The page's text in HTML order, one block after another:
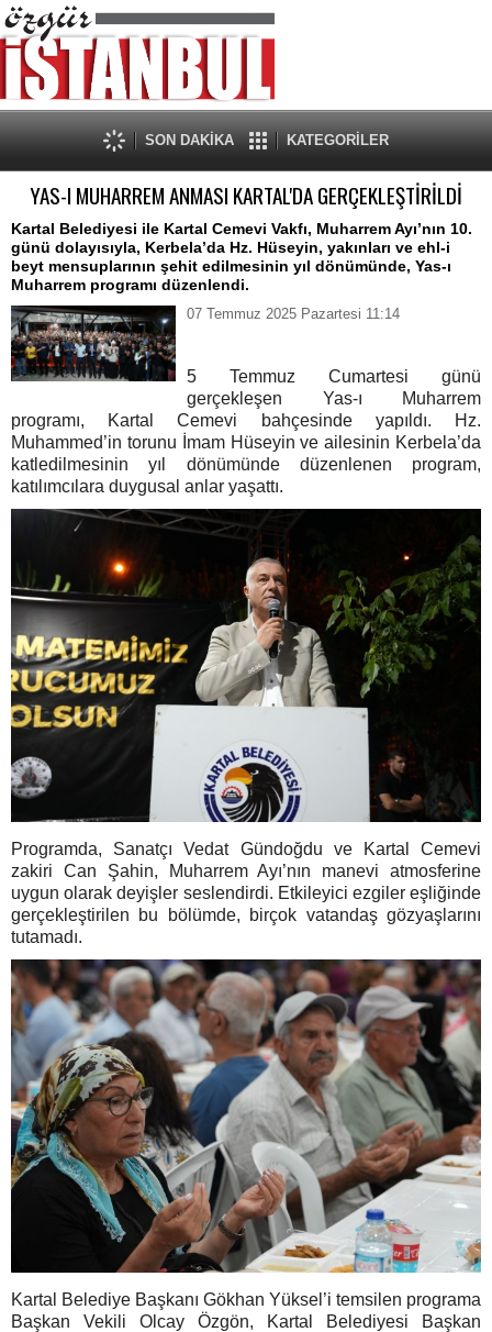
SON DAKİKA KATEGORİLER
YAS-I MUHARREM ANMASI KARTAL'DA GERÇEKLEŞTİRİLDİ
Kartal Belediyesi ile Kartal Cemevi Vakfı, Muharrem Ayı’nın 10.
günü dolayısıyla, Kerbela’da Hz. Hüseyin, yakınları ve ehl-i
beyt mensuplarının şehit edilmesinin yıl dönümünde, Yas-ı
Muharrem programı düzenlendi.
07 Temmuz 2025 Pazartesi 11:14
5 Temmuz Cumartesi günü
gerçekleşen Yas-ı Muharrem
programı, Kartal Cemevi bahçesinde yapıldı. Hz.
Muhammed’in torunu İmam Hüseyin ve ailesinin Kerbela’da
katledilmesinin yıl dönümünde düzenlenen program,
katılımcılara duygusal anlar yaşattı.
Programda, Sanatçı Vedat Gündoğdu ve Kartal Cemevi
zakiri Can Şahin, Muharrem Ayı’nın manevi atmosferine
uygun olarak deyişler seslendirdi. Etkileyici ezgiler eşliğinde
gerçekleştirilen bu bölümde, birçok vatandaş gözyaşlarını
tutamadı.
Kartal Belediye Başkanı Gökhan Yüksel’i temsilen programa
Başkan Vekili Olcay Özgön, Kartal Belediyesi Başkan